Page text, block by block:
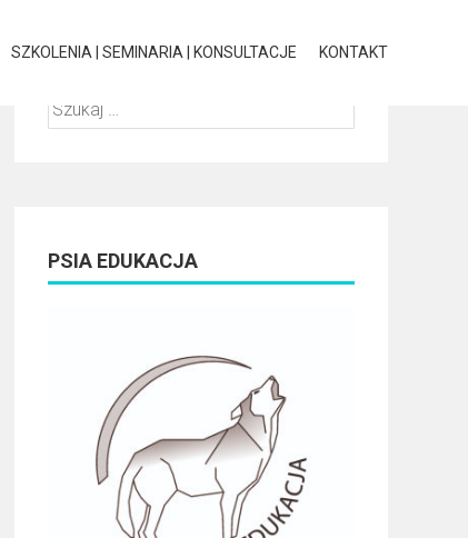
SZKOLENIA | SEMINARIA | KONSULTACJE KONTAKT
Szukaj:
PSIA EDUKACJA